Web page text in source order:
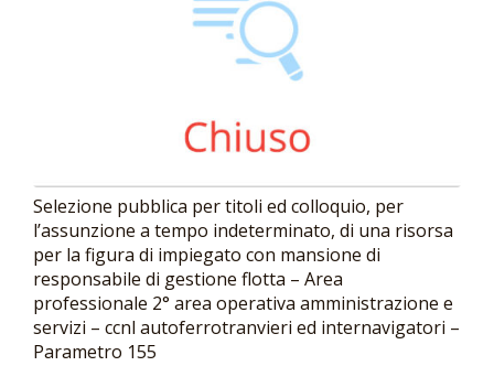
Selezione pubblica per titoli ed colloquio, per
l’assunzione a tempo indeterminato, di una risorsa
per la figura di impiegato con mansione di
responsabile di gestione flotta – Area
professionale 2° area operativa amministrazione e
servizi – ccnl autoferrotranvieri ed internavigatori –
Parametro 155